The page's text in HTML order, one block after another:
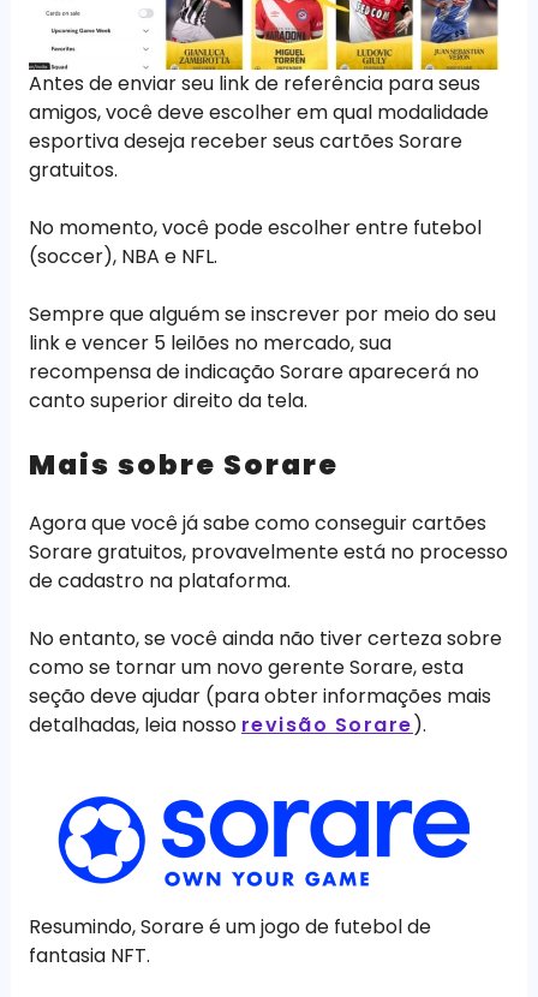
Antes de enviar seu link de referência para seus
amigos, você deve escolher em qual modalidade
esportiva deseja receber seus cartões Sorare
gratuitos.
No momento, você pode escolher entre futebol
(soccer), NBA e NFL.
Sempre que alguém se inscrever por meio do seu
link e vencer 5 leilões no mercado, sua
recompensa de indicação Sorare aparecerá no
canto superior direito da tela.
Mais sobre Sorare
Agora que você já sabe como conseguir cartões
Sorare gratuitos, provavelmente está no processo
de cadastro na plataforma.
No entanto, se você ainda não tiver certeza sobre
como se tornar um novo gerente Sorare, esta
seção deve ajudar (para obter informações mais
detalhadas, leia nosso revisão Sorare).
Resumindo, Sorare é um jogo de futebol de
fantasia NFT.